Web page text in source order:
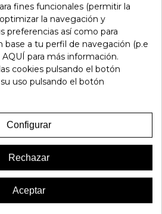
EN LA MISMA CATEGORÍA:
fines funcionales (permitir la
la navegación y
preferencias así como para
base a tu perfil de navegación (p.e
AQUÍ para más información.
cookies pulsando el botón
su uso pulsando el botón
Configurar
Rechazar
Aceptar